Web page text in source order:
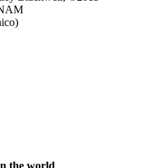
the world